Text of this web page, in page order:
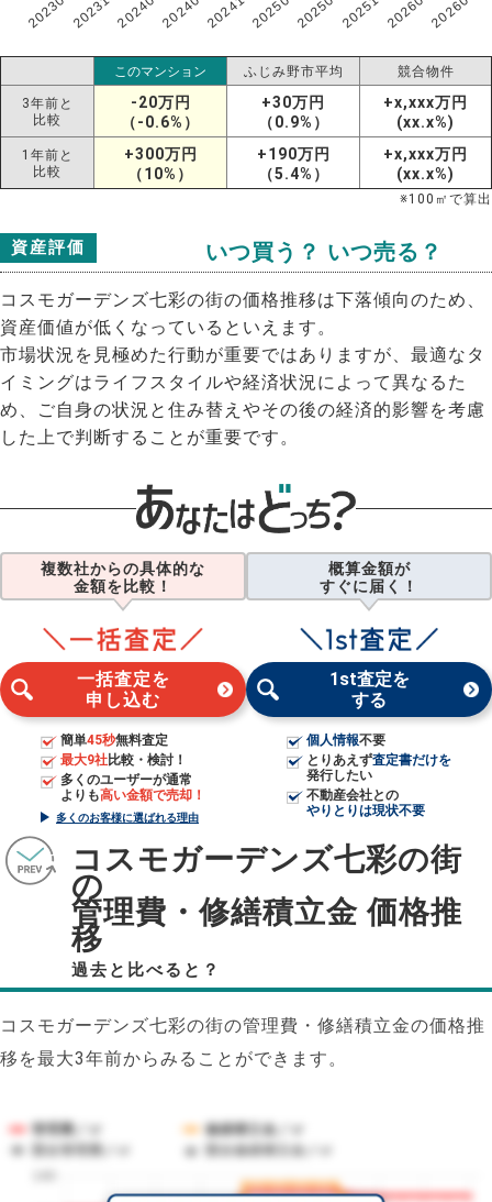
このマンション ふじみ野市平均 競合物件
3年前と
比較
-20万円
（-0.6%）
+30万円
（0.9%）
+x,xxx万円
(xx.x%)
1年前と
比較
+300万円
（10%）
+190万円
（5.4%）
+x,xxx万円
(xx.x%)
※100 ㎡で算出
資産評価 いつ買う？ いつ売る？
コスモガーデンズ七彩の街の価格推移は下落傾向のため、
資産価値が低くなっているといえます。
市場状況を見極めた行動が重要ではありますが、最適なタ
イミングはライフスタイルや経済状況によって異なるた
め、ご自身の状況と住み替えやその後の経済的影響を考慮
した上で判断することが重要です。
複数社からの具体的な
金額を比較！
一括査定を
申し込む
簡単45秒無料査定
最大9社比較・検討！
多くのユーザーが通常
よりも高い金額で売却！
多くのお客様に選ばれる理由
概算金額が
すぐに届く！
1st査定を
する
個人情報不要
とりあえず査定書だけを
発行したい
不動産会社との
やりとりは現状不要
コスモガーデンズ七彩の街
の
管理費・修繕積立金 価格推
移
過去と比べると？
コスモガーデンズ七彩の街の管理費・修繕積立金の価格推
移を最大3年前からみることができます。
管理費／㎡
修繕積立金／㎡
競合管理費／㎡
競合修繕積立金／㎡